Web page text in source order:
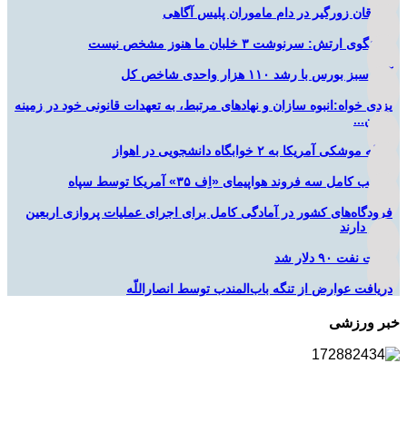
سارقان زورگیر در دام ماموران پلیس آگاهی
سخنگوی ارتش: سرنوشت ۳ خلبان ما هنوز مشخص نیست
آغاز سبز بورس با رشد ۱۱۰ هزار واحدی شاخص کل
یزدی خواه:انبوه سازان و نهادهای مرتبط، به تعهدات قانونی خود در زمینه
تأمین...
حمله موشکی آمریکا به ۲ خوابگاه دانشجویی در اهواز
تخریب کامل سه فروند هواپیمای «اِف ۳۵» آمریکا توسط سپاه
فرودگاه‌های کشور در آمادگی کامل برای اجرای عملیات پروازی اربعین
قرار دارند
قیمت نفت ۹۰ دلار شد
دریافت عوارض از تنگه باب‌المندب توسط انصاراللّه
خبر ورزشی